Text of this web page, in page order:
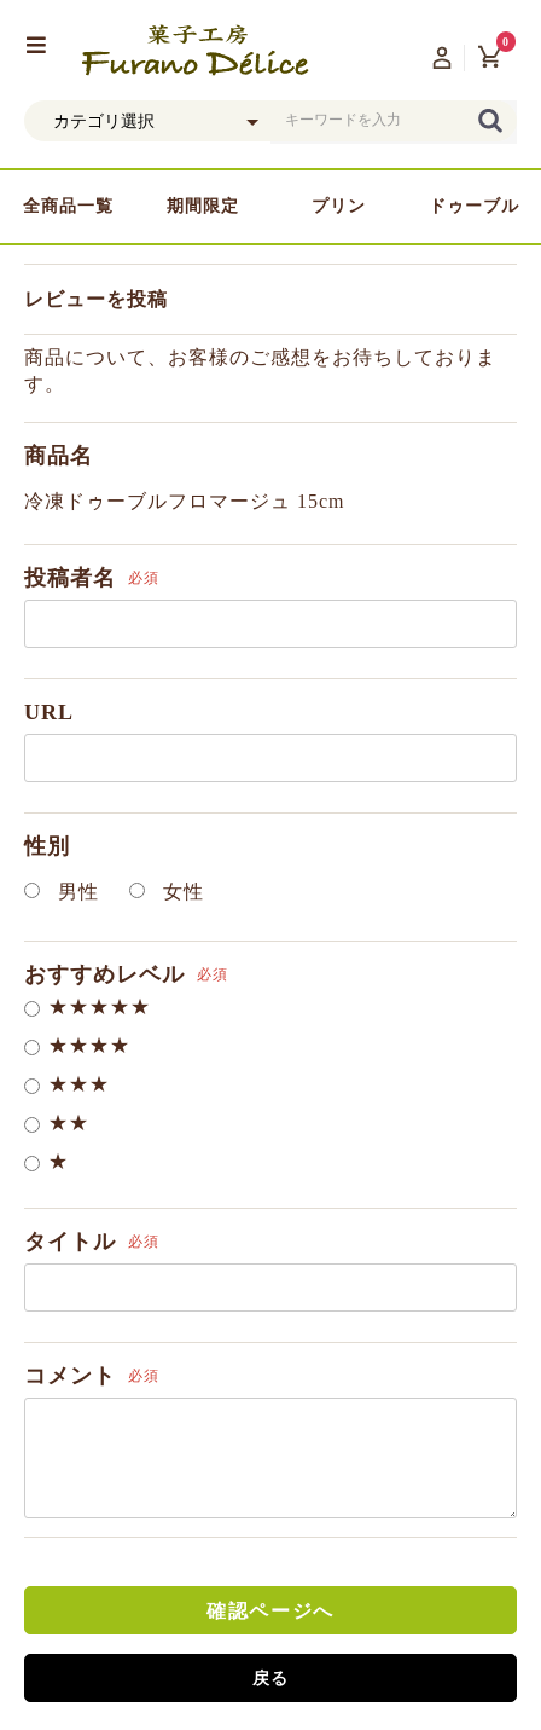
0
全商品一覧 期間限定 プリン ドゥーブル
レビューを投稿
商品について、お客様のご感想をお待ちしておりま
す。
商品名
冷凍ドゥーブルフロマージュ 15cm
投稿者名 必須
URL
性別
男性 女性
おすすめレベル 必須
★★★★★
★★★★
★★★
★★
★
タイトル 必須
コメント 必須
確認ページへ
戻る